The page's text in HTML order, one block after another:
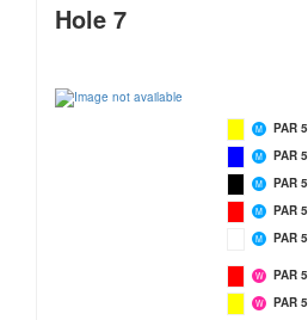
Hole 7
M PAR 5
M PAR 5
M PAR 5
M PAR 5
M PAR 5
W PAR 5
W PAR 5